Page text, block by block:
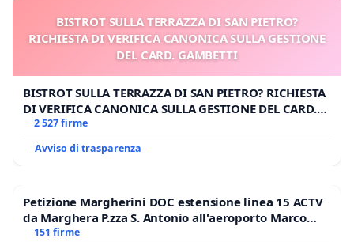
BISTROT SULLA TERRAZZA DI SAN PIETRO?
RICHIESTA DI VERIFICA CANONICA SULLA GESTIONE
DEL CARD. GAMBETTI
BISTROT SULLA TERRAZZA DI SAN PIETRO? RICHIESTA
DI VERIFICA CANONICA SULLA GESTIONE DEL CARD.
GAMBETTI
2 527 firme
Avviso di trasparenza
Petizione Margherini DOC estensione linea 15 ACTV
da Marghera P.zza S. Antonio all'aeroporto Marco
Polo tariffa a € 1,50
151 firme